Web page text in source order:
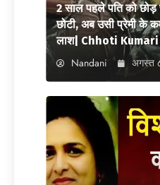
2 साल पहले पति को छोड़
छोटी, अब उसी प्रेमी के
लाश| Chhoti
Nandani अगस्त